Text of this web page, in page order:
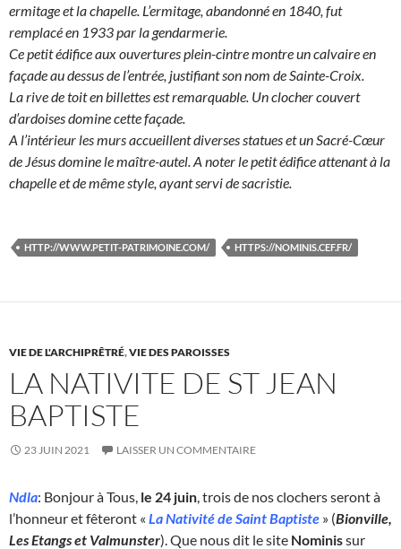
ermitage et la chapelle. L’ermitage, abandonné en 1840, fut
remplacé en 1933 par la gendarmerie.
Ce petit édifice aux ouvertures plein-cintre montre un calvaire en
façade au dessus de l’entrée, justifiant son nom de Sainte-Croix.
La rive de toit en billettes est remarquable. Un clocher couvert
d’ardoises domine cette façade.
A l’intérieur les murs accueillent diverses statues et un Sacré-Cœur
de Jésus domine le maître-autel. A noter le petit édifice attenant à la
chapelle et de même style, ayant servi de sacristie.
HTTP://WWW.PETIT-PATRIMOINE.COM/ HTTPS://NOMINIS.CEF.FR/
VIE DE L'ARCHIPRÊTRÉ,VIE DES PAROISSES
LA NATIVITE DE ST JEAN
BAPTISTE
23 JUIN 2021 LAISSER UN COMMENTAIRE
Ndla: Bonjour à Tous, le 24 juin, trois de nos clochers seront à
l’honneur et fêteront « La Nativité de Saint Baptiste » (Bionville,
Les Etangs et Valmunster). Que nous dit le site Nominissur